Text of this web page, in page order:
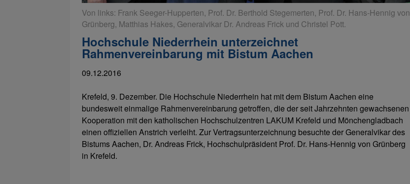
Von links: Frank Seeger-Hupperten, Prof. Dr. Berthold Stegemerten, Prof. Dr. Hans-Hennig von
Grünberg, Matthias Hakes, Generalvikar Dr. Andreas Frick und Christel Pott.
Hochschule Niederrhein unterzeichnet
Rahmenvereinbarung mit Bistum Aachen
09.12.2016
Krefeld, 9. Dezember. Die Hochschule Niederrhein hat mit dem Bistum Aachen eine
bundesweit einmalige Rahmenvereinbarung getroffen, die der seit Jahrzehnten gewachsenen
Kooperation mit den katholischen Hochschulzentren LAKUM Krefeld und Mönchengladbach
einen offiziellen Anstrich verleiht. Zur Vertragsunterzeichnung besuchte der Generalvikar des
Bistums Aachen, Dr. Andreas Frick, Hochschulpräsident Prof. Dr. Hans-Hennig von Grünberg
in Krefeld.